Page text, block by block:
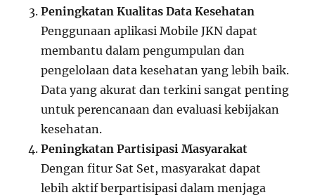
Peningkatan Kualitas Data Kesehatan
Penggunaan aplikasi Mobile JKN dapat
membantu dalam pengumpulan dan
pengelolaan data kesehatan yang lebih baik.
Data yang akurat dan terkini sangat penting
untuk perencanaan dan evaluasi kebijakan
kesehatan.
Peningkatan Partisipasi Masyarakat
Dengan fitur Sat Set, masyarakat dapat
lebih aktif berpartisipasi dalam menjaga